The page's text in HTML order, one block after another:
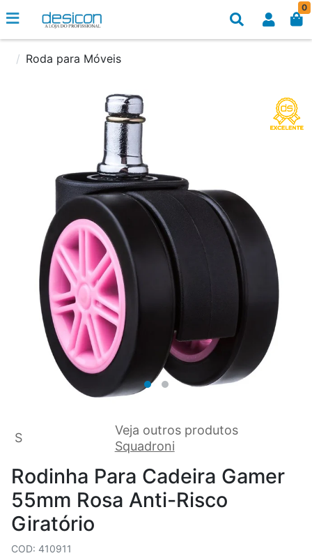
0
Roda para Móveis
S
Veja outros produtos
Squadroni
Rodinha Para Cadeira Gamer
55mm Rosa Anti-Risco
Giratório
COD: 410911